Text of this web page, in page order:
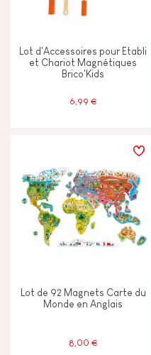
Toucher voir &
Cloche ou Grelot
Encre végétale
Lumière
Lot d'Accessoires pour Etabli
et Chariot Magnétiques
Brico'Kids
6,99 €
Lot de 92 Magnets Carte du
Monde en Anglais
8,00 €